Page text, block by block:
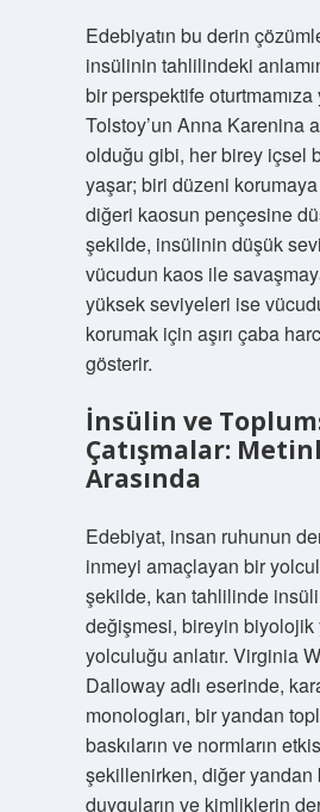
Edebiyatın bu derin
insülinin tahlilindeki
bir perspektife oturtmamıza
Tolstoy’un Anna Karenina
olduğu gibi, her birey içsel
yaşar; biri düzeni korumaya
diğeri kaosun pençesine
şekilde, insülinin düşük
vücudun kaos ile
yüksek seviyeleri ise
korumak için aşırı çaba
gösterir.
İnsülin ve
Çatışmalar:
Arasında
Edebiyat, insan ruhunun
inmeyi amaçlayan bir
şekilde, kan tahlilinde
değişmesi, bireyin biyolojik
yolculuğu anlatır. Virginia
Dalloway adlı eserinde,
monologları, bir yandan
baskıların ve normların
şekillenirken, diğer yandan
duyguların ve kimliklerin